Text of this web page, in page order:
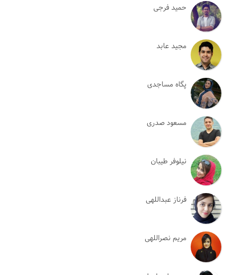
حمید فرجی
مجید عابد
پگاه مساجدی
مسعود صدری
نیلوفر طیبان
فرناز عبداللهی
مریم نصراللهی